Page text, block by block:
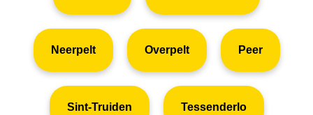
Neerpelt Overpelt Peer
Sint-Truiden Tessenderlo